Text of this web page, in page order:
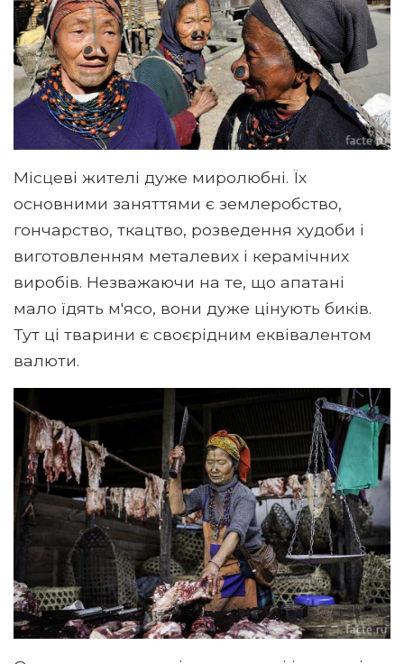
Місцеві жителі дуже миролюбні. Їх
основними заняттями є землеробство,
гончарство, ткацтво, розведення худоби і
виготовленням металевих і керамічних
виробів. Незважаючи на те, що апатані
мало їдять м'ясо, вони дуже цінують биків.
Тут ці тварини є своєрідним еквівалентом
валюти.